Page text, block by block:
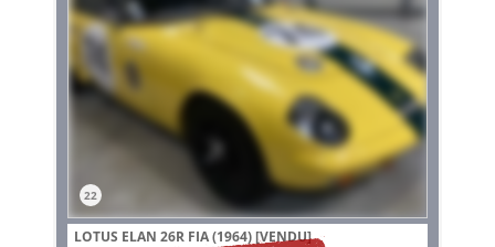
22
LOTUS ELAN 26R FIA (1964)[VENDU]